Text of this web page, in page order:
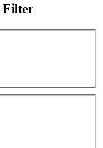
Filter